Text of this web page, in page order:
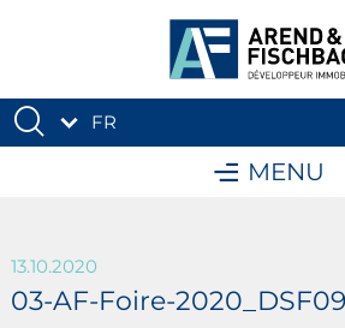
FR
MENU
13.10.2020
03-AF-Foire-